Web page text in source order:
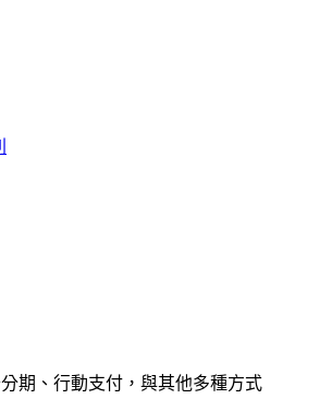
期、行動支付，與其他多種方式